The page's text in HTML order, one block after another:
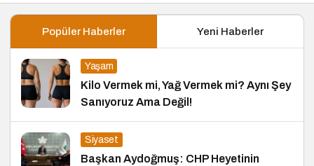
Popüler Haberler Yeni Haberler
Yaşam
Kilo Vermek mi, Yağ Vermek mi? Aynı Şey
Sanıyoruz Ama Değil!
Siyaset
Başkan Aydoğmuş: CHP Heyetinin